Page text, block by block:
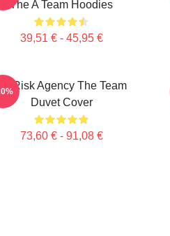
The A Team Hoodies
39,51 € - 45,95 €
Risk Agency The Team
Duvet Cover
73,60 € - 91,08 €